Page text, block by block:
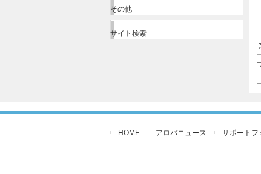
その他
サイト検索
HOME アロバニュース サポートフ